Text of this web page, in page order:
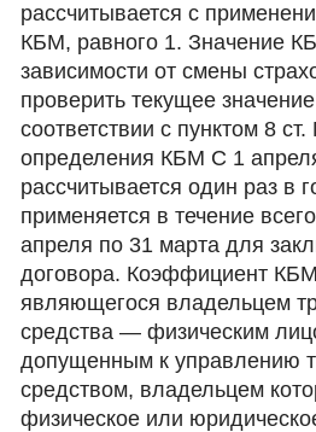
рассчитывается с
КБМ, равного 1. Значение
зависимости от смены
проверить текущее
соответствии с пунктом 8
определения КБМ С 1
рассчитывается один раз в
применяется в течение
апреля по 31 марта для
договора. Коэффициент
являющегося владельцем
средства — физическим
допущенным к управлению
средством, владельцем
физическое или